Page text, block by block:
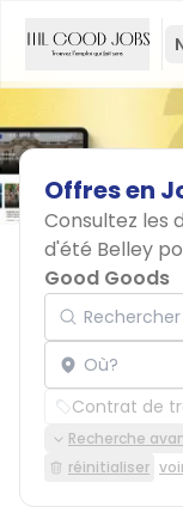
Offresen
Consultez les
d'été Belley
Good Goods
Rechercher
Localisation
Contrat de
Recherche
réinitialiser